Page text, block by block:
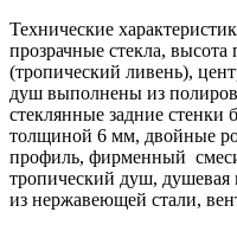
Технические
прозрачные стекла,
(тропический ливень),
душ выполнены из
стеклянные задние стенки
толщиной 6 мм, двойные
профиль, фирменный
тропический душ, душевая
из нержавеющей стали,